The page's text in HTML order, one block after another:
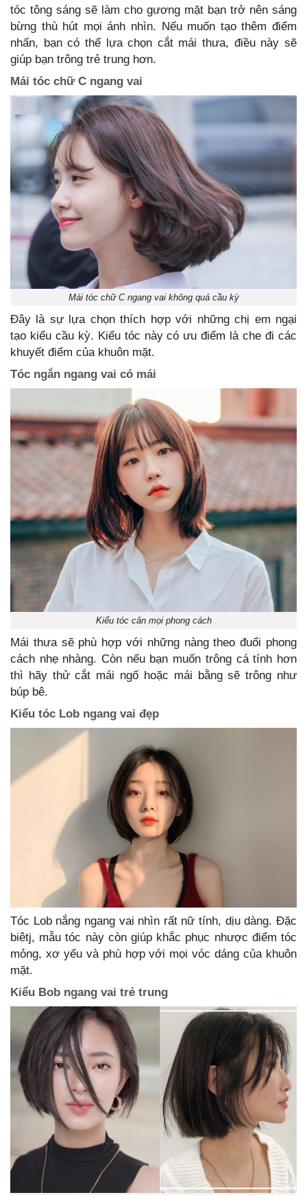
tóc tông sáng sẽ làm cho gương mặt bạn trở nên sáng
bừng thù hút mọi ánh nhìn. Nếu muốn tạo thêm điểm
nhấn, bạn có thể lựa chọn cắt mái thưa, điều này sẽ
giúp bạn trông trẻ trung hơn.
Mái tóc chữ C ngang vai
Mái tóc chữ C ngang vai không quá cầu kỳ
Đây là sự lựa chọn thích hợp với những chị em ngại
tạo kiểu cầu kỳ. Kiểu tóc này có ưu điểm là che đi các
khuyết điểm của khuôn mặt.
Tóc ngắn ngang vai có mái
Kiểu tóc cân mọi phong cách
Mái thưa sẽ phù hợp với những nàng theo đuổi phong
cách nhẹ nhàng. Còn nếu bạn muốn trông cá tính hơn
thì hãy thử cắt mái ngố hoặc mái bằng sẽ trông như
búp bê.
Kiểu tóc Lob ngang vai đẹp
Tóc Lob nắng ngang vai nhìn rất nữ tính, dịu dàng. Đặc
biêtj, mẫu tóc này còn giúp khắc phục nhược điểm tóc
mỏng, xơ yếu và phù hợp với mọi vóc dáng của khuôn
mặt.
Kiểu Bob ngang vai trẻ trung